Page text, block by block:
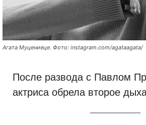
Агата Муцениеце. Фото: instagram.com/agataagata/
После развода с Павлом
актриса обрела второе